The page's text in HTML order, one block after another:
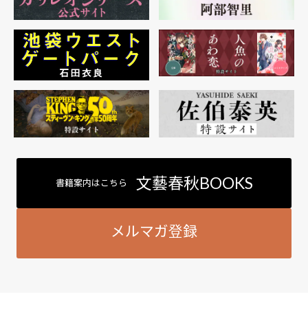
書籍案内はこちら 文藝春秋BOOKS
メルマガ登録